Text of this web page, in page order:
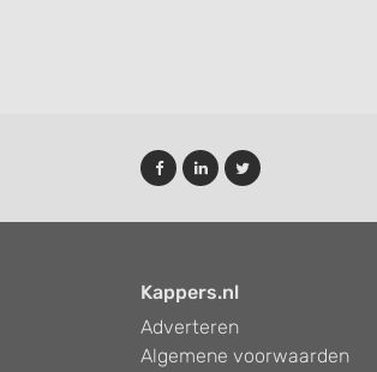
Kappers.nl
Adverteren
Algemene voorwaarden